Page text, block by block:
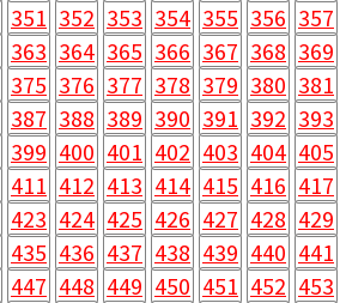
351 352 353 354 355 356 357
363 364 365 366 367 368 369
375 376 377 378 379 380 381
387 388 389 390 391 392 393
399 400 401 402 403 404 405
411 412 413 414 415 416 417
423 424 425 426 427 428 429
435 436 437 438 439 440 441
447 448 449 450 451 452 453